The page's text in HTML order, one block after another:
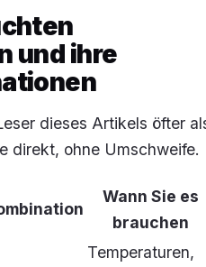
und ihre
dieses Artikels öfter
direkt, ohne Umschweife.
Wann Sie es
brauchen
Temperaturen,